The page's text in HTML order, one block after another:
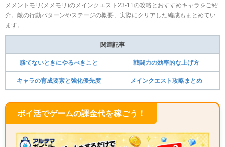
メメントモリ(メメモリ)のメインクエスト23-11の攻略とおすすめキャラをご紹
介。敵の行動パターンやステージの概要、実際にクリアした編成もまとめてい
ます。
関連記事
勝てないときにやるべきこと 戦闘力の効率的な上げ方
キャラの育成要素と強化優先度 メインクエスト攻略まとめ
ポイ活でゲームの課金代を稼ごう！